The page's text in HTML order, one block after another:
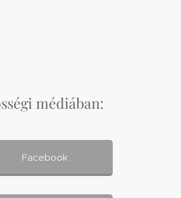
médiában:
Facebook